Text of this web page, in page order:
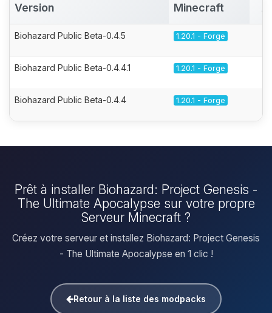
Version Minecraft
Biohazard Public Beta-0.4.5 1.20.1 - Forge
Biohazard Public Beta-0.4.4.1 1.20.1 - Forge
Biohazard Public Beta-0.4.4 1.20.1 - Forge
Prêt à installer Biohazard: Project Genesis -
The Ultimate Apocalypse sur votre propre
Serveur Minecraft ?
Créez votre serveur et installez Biohazard: Project Genesis
- The Ultimate Apocalypse en 1 clic !
Retour à la liste des modpacks